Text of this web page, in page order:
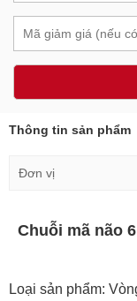
Thông tin sản phẩm
Đơn vị
Chuỗi mã não
Loại sản phẩm: